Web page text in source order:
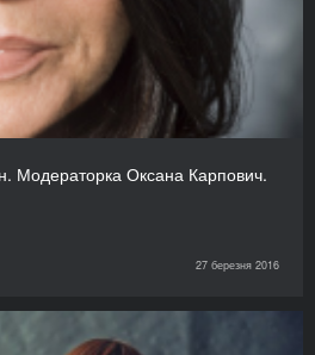
Модераторка Оксана Карпович.
27 березня 2016